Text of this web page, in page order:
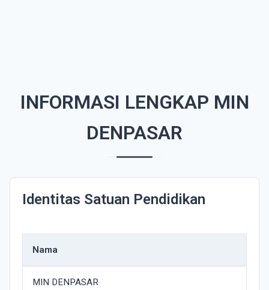
INFORMASI LENGKAP MIN
DENPASAR
Identitas Satuan Pendidikan
Nama
MIN DENPASAR